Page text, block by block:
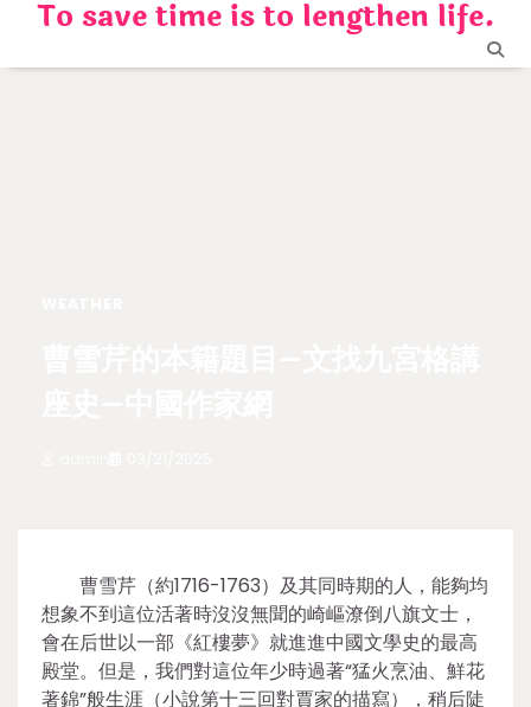
content
To save time is to lengthen life.
曹雪芹（約1716-1763）及其同時期的人，能夠均
想象不到這位活著時沒沒無聞的崎嶇潦倒八旗文士，
會在后世以一部《紅樓夢》就進進中國文學史的最高
殿堂。但是，我們對這位年少時過著“猛火烹油、鮮花
著錦”般生涯（小說第十三回對賈家的描寫），稍后陡